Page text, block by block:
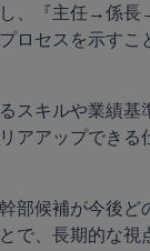
し、『主任→係
ロセスを示すこ
スキルや業績基
アアップできる
部候補が今後ど
で、長期的な視